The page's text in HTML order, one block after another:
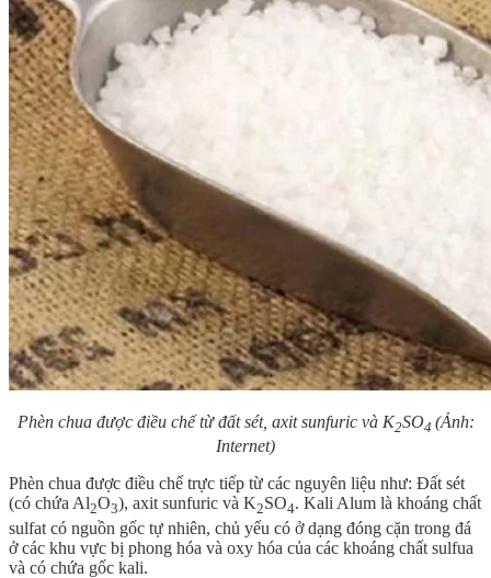
Phèn chua được điều chế từ đất sét, axit sunfuric và K2SO4 (Ảnh:
Internet)
Phèn chua được điều chế trực tiếp từ các nguyên liệu như: Đất sét
(có chứa Al2O3), axit sunfuric và K2SO4. Kali Alum là khoáng chất
sulfat có nguồn gốc tự nhiên, chủ yếu có ở dạng đóng cặn trong đá
ở các khu vực bị phong hóa và oxy hóa của các khoáng chất sulfua
và có chứa gốc kali.